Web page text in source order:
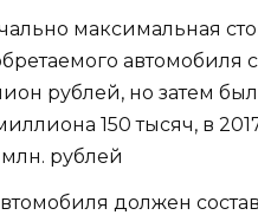
максимальная
автомобиля
рублей, но затем
150 тысяч, в
млн. рублей
должен